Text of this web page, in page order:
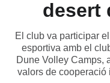
desert
El club va participar
esportiva amb el
Dune Volley Camps,
valors de cooperació